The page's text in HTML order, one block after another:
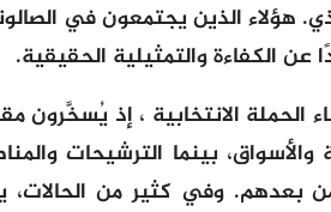
هؤلاء الذين يجتمعون في
عن الكفاءة والتمثيلية الحقيقية.
الانتخابية ، إذ يُسخَّرون
والأسواق، بينما الترشيحات
بعدهم. وفي كثير من الحالات،